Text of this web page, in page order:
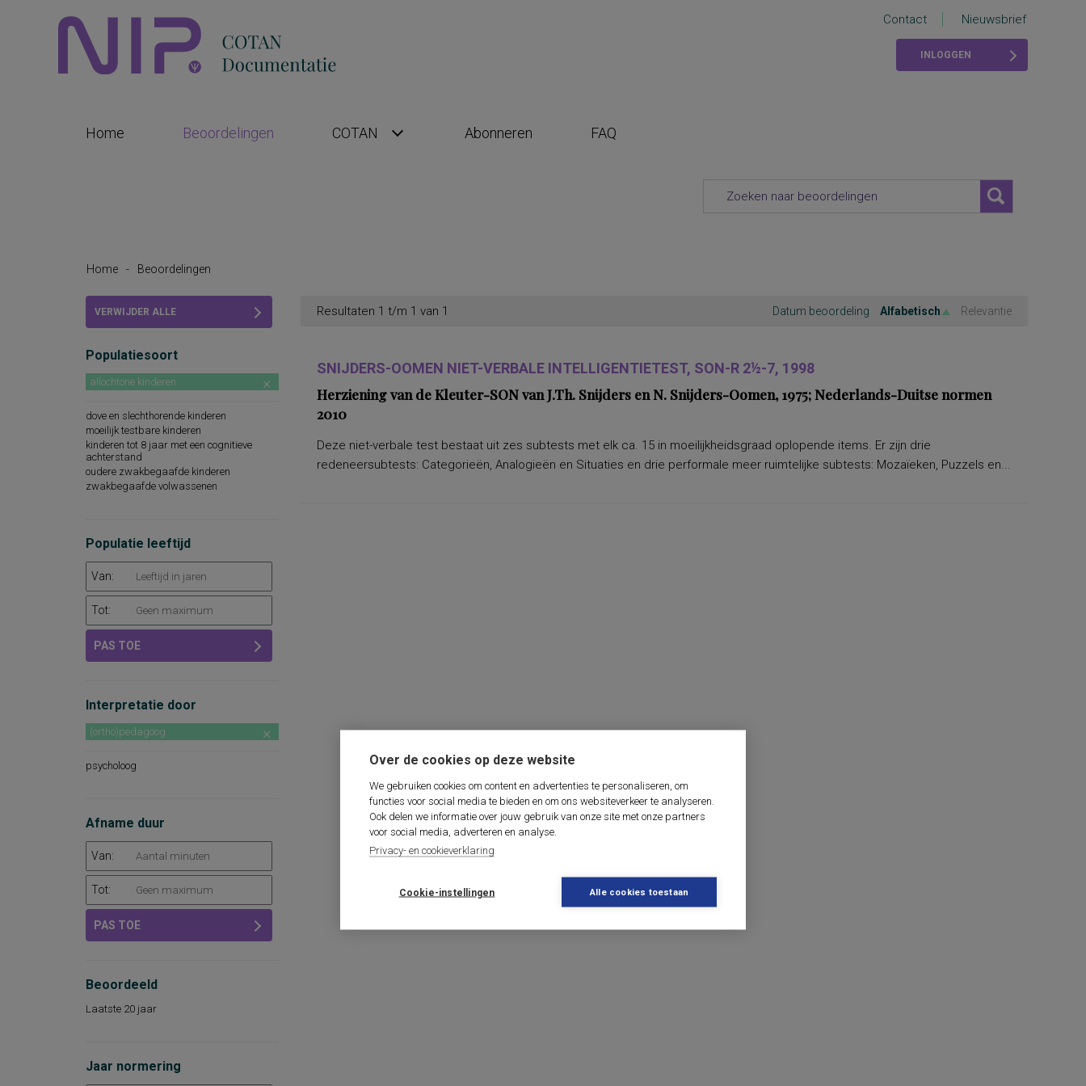
Over de cookies op deze website
We gebruiken cookies om content en advertenties te personaliseren, om
functies voor social media te bieden en om ons websiteverkeer te analyseren.
Ook delen we informatie over jouw gebruik van onze site met onze partners
voor social media, adverteren en analyse.
Privacy- en cookieverklaring
Cookie-instellingen Alle cookies toestaan
Contact Nieuwsbrief
INLOGGEN
Home Beoordelingen COTAN Abonneren FAQ
Home - Beoordelingen
VERWIJDER ALLE
Populatiesoort
allochtone kinderen
dove en slechthorende kinderen
moeilijk testbare kinderen
kinderen tot 8 jaar met een cognitieve
achterstand
oudere zwakbegaafde kinderen
zwakbegaafde volwassenen
Populatie leeftijd
Van:
Tot:
PAS TOE
Interpretatie door
(ortho)pedagoog
psycholoog
Afname duur
Van:
Tot:
PAS TOE
Beoordeeld
Laatste 20 jaar
Jaar normering
Resultaten 1 t/m 1 van 1 Datum beoordeling Alfabetisch Relevantie
SNIJDERS-OOMEN NIET-VERBALE INTELLIGENTIETEST, SON-R 2½-7, 1998
Herziening van de Kleuter-SON van J.Th. Snijders en N. Snijders-Oomen, 1975; Nederlands-Duitse normen
2010
Deze niet-verbale test bestaat uit zes subtests met elk ca. 15 in moeilijkheidsgraad oplopende items. Er zijn drie
redeneersubtests: Categorieën, Analogieën en Situaties en drie performale meer ruimtelijke subtests: Mozaïeken, Puzzels en...